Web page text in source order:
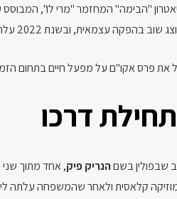
דרכו
שבפולין בשםהנריק פיק, אחד מתוך שני
ולאחר שהמשפחה עלתה לישראל בעליית גומולקה